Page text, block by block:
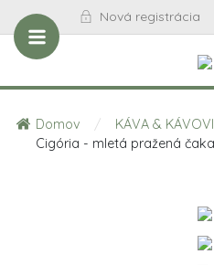
Nová registrácia
Domov / KÁVA &
Cigória - mletá pražená